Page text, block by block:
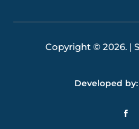
Copyright © 2026. |
Developed by: